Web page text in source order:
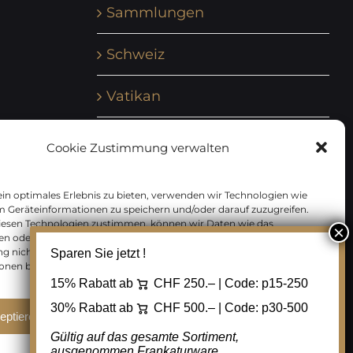
Cookie Zustimmung verwalten
optimales Erlebnis zu bieten, verwenden wir Technologien wie
Geräteinformationen zu speichern und/oder darauf zuzugreifen.
Technologien zustimmen, können wir Daten wie das
oder eindeutige IDs auf dieser Website verarbeiten. Wenn Sie Ihre
nicht erteilen oder zurückziehen, können bestimmte Merkmale
beeinträchtigt werden.
Ablehnen Cookie Einstellungen
Sammlungen
Schweiz
Vatikan
Zensurbelege Österreich
Zensurbelege Schweiz
Sparen Sie jetzt !
15% Rabatt ab CHF 250.– | Code: p15-250
30% Rabatt ab
CHF 500.– | Code: p30-500
Gültig auf das gesamte Sortiment,